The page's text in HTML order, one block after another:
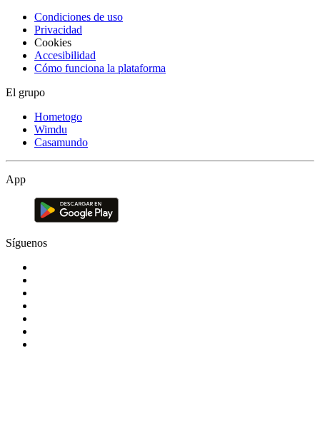
Condiciones de uso
Privacidad
Cookies
Accesibilidad
Cómo funciona la plataforma
El grupo
Hometogo
Wimdu
Casamundo
App
Síguenos